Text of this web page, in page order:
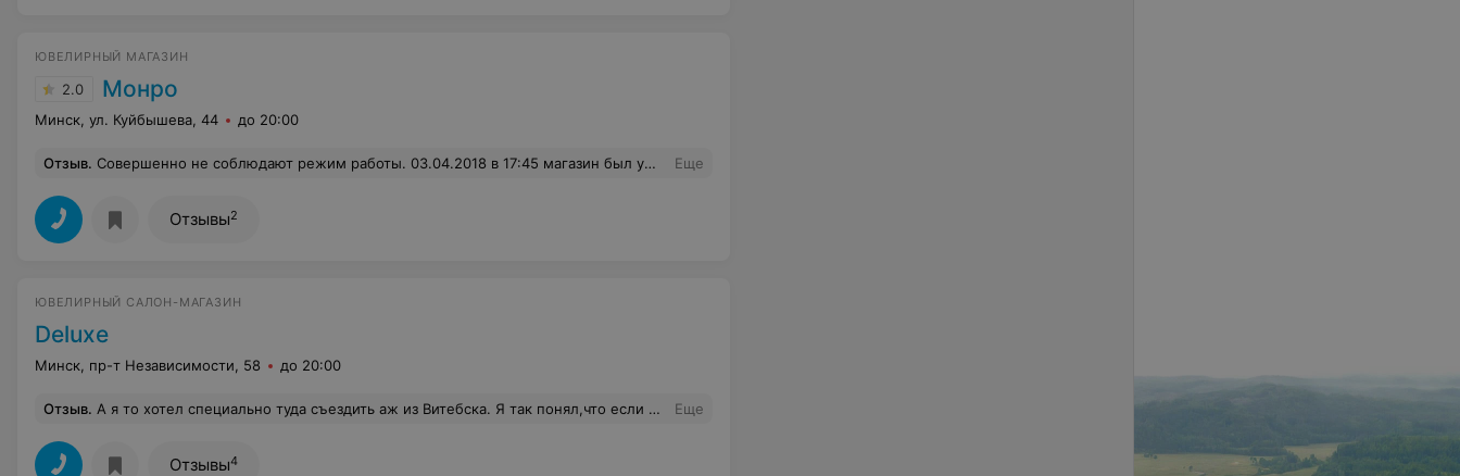
ЮВЕЛИРНЫЙ МАГАЗИН
2.0 Монро
Минск, ул. Куйбышева, 44 до 20:00
Отзыв. Совершенно не соблюдают режим работы. 03.04.2018 в 17:45 магазин был уже закрыт. Еще
Отзывы2
ЮВЕЛИРНЫЙ САЛОН-МАГАЗИН
Deluxe
Минск, пр-т Независимости, 58 до 20:00
Отзыв. А я то хотел специально туда съездить аж из Витебска. Я так понял,что если они узнают,что я приехал из такого '' захолустья '',то меня там просто открыто засмеют... Нет уж,найду другой магазин - для простых смертных. Еще
Отзывы4